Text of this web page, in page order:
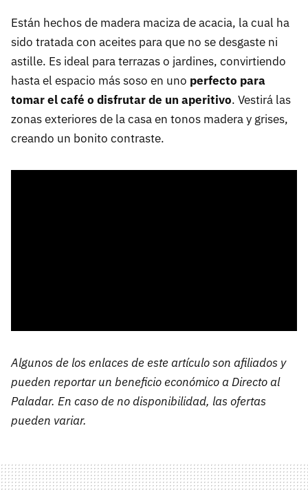
Están hechos de madera maciza de acacia, la cual ha
sido tratada con aceites para que no se desgaste ni
astille. Es ideal para terrazas o jardines, convirtiendo
hasta el espacio más soso en uno perfecto para
tomar el café o disfrutar de un aperitivo. Vestirá las
zonas exteriores de la casa en tonos madera y grises,
creando un bonito contraste.
Algunos de los enlaces de este artículo son afiliados y
pueden reportar un beneficio económico a Directo al
Paladar. En caso de no disponibilidad, las ofertas
pueden variar.